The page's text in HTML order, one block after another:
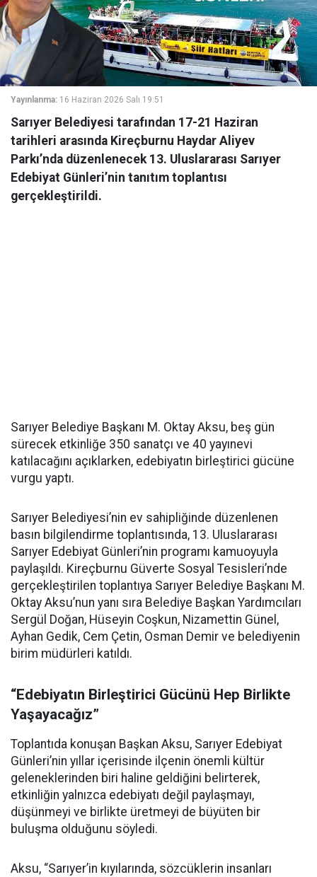
Yayınlanma: 16 Haziran 2026 Salı 19:51
Sarıyer Belediyesi tarafından 17-21 Haziran
tarihleri arasında Kireçburnu Haydar Aliyev
Parkı’nda düzenlenecek 13. Uluslararası Sarıyer
Edebiyat Günleri’nin tanıtım toplantısı
gerçekleştirildi.
Sarıyer Belediye Başkanı M. Oktay Aksu, beş gün
sürecek etkinliğe 350 sanatçı ve 40 yayınevi
katılacağını açıklarken, edebiyatın birleştirici gücüne
vurgu yaptı.
Sarıyer Belediyesi’nin ev sahipliğinde düzenlenen
basın bilgilendirme toplantısında, 13. Uluslararası
Sarıyer Edebiyat Günleri’nin programı kamuoyuyla
paylaşıldı. Kireçburnu Güverte Sosyal Tesisleri’nde
gerçekleştirilen toplantıya Sarıyer Belediye Başkanı M.
Oktay Aksu’nun yanı sıra Belediye Başkan Yardımcıları
Sergül Doğan, Hüseyin Coşkun, Nizamettin Günel,
Ayhan Gedik, Cem Çetin, Osman Demir ve belediyenin
birim müdürleri katıldı.
“Edebiyatın Birleştirici Gücünü Hep Birlikte
Yaşayacağız”
Toplantıda konuşan Başkan Aksu, Sarıyer Edebiyat
Günleri’nin yıllar içerisinde ilçenin önemli kültür
geleneklerinden biri haline geldiğini belirterek,
etkinliğin yalnızca edebiyatı değil paylaşmayı,
düşünmeyi ve birlikte üretmeyi de büyüten bir
buluşma olduğunu söyledi.
Aksu, “Sarıyer’in kıyılarında, sözcüklerin insanları